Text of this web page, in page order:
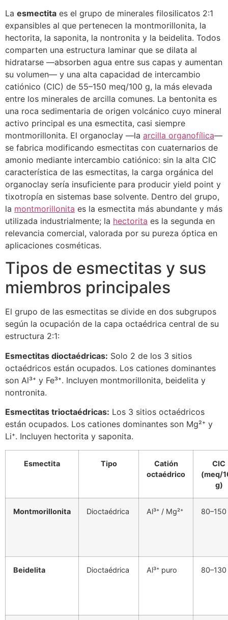
La esmectita es el grupo de minerales filosilicatos 2:1
expansibles al que pertenecen la montmorillonita, la
hectorita, la saponita, la nontronita y la beidelita. Todos
comparten una estructura laminar que se dilata al
hidratarse —absorben agua entre sus capas y aumentan
su volumen— y una alta capacidad de intercambio
catiónico (CIC) de 55–150 meq/100 g, la más elevada
entre los minerales de arcilla comunes. La bentonita es
una roca sedimentaria de origen volcánico cuyo mineral
activo principal es una esmectita, casi siempre
montmorillonita. El organoclay —la arcilla organofílica—
se fabrica modificando esmectitas con cuaternarios de
amonio mediante intercambio catiónico: sin la alta CIC
característica de las esmectitas, la carga orgánica del
organoclay sería insuficiente para producir yield point y
tixotropía en sistemas base solvente. Dentro del grupo,
la montmorillonita es la esmectita más abundante y más
utilizada industrialmente; la hectorita es la segunda en
relevancia comercial, valorada por su pureza óptica en
aplicaciones cosméticas.
Tipos de esmectitas y sus
miembros principales
El grupo de las esmectitas se divide en dos subgrupos
según la ocupación de la capa octaédrica central de su
estructura 2:1:
Esmectitas dioctaédricas: Solo 2 de los 3 sitios
octaédricos están ocupados. Los cationes dominantes
son Al³⁺ y Fe³⁺. Incluyen montmorillonita, beidelita y
nontronita.
Esmectitas trioctaédricas: Los 3 sitios octaédricos
están ocupados. Los cationes dominantes son Mg²⁺ y
Li⁺. Incluyen hectorita y saponita.
Esmectita Tipo
Catión
octaédrico
CIC
(meq/
g)
Montmorillonita Dioctaédrica Al³⁺ / Mg²⁺ 80–150
Beidelita Dioctaédrica Al³⁺ puro 80–130